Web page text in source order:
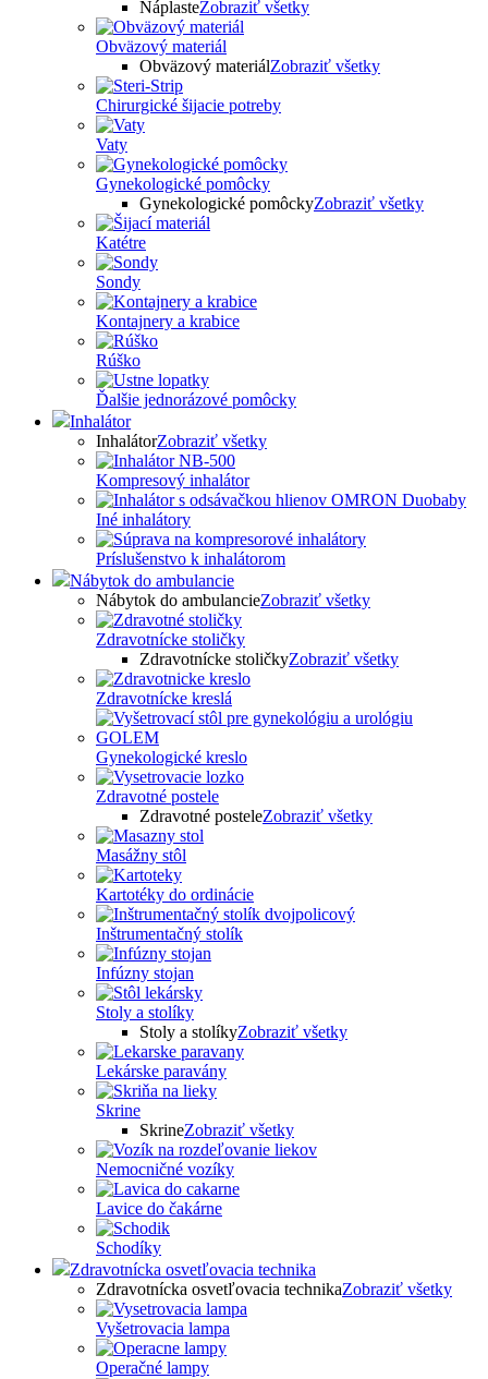
NáplasteZobraziť všetky
Obväzový materiál
Obväzový materiálZobraziť všetky
Chirurgické šijacie potreby
Vaty
Gynekologické pomôcky
Gynekologické pomôckyZobraziť všetky
Katétre
Sondy
Kontajnery a krabice
Rúško
Ďalšie jednorázové pomôcky
Inhalátor
InhalátorZobraziť všetky
Kompresový inhalátor
Iné inhalátory
Príslušenstvo k inhalátorom
Nábytok do ambulancie
Nábytok do ambulancieZobraziť všetky
Zdravotnícke stoličky
Zdravotnícke stoličkyZobraziť všetky
Zdravotnícke kreslá
Gynekologické kreslo
Zdravotné postele
Zdravotné posteleZobraziť všetky
Masážny stôl
Kartotéky do ordinácie
Inštrumentačný stolík
Infúzny stojan
Stoly a stolíky
Stoly a stolíkyZobraziť všetky
Lekárske paravány
Skrine
SkrineZobraziť všetky
Nemocničné vozíky
Lavice do čakárne
Schodíky
Zdravotnícka osvetľovacia technika
Zdravotnícka osvetľovacia technikaZobraziť všetky
Vyšetrovacia lampa
Operačné lampy